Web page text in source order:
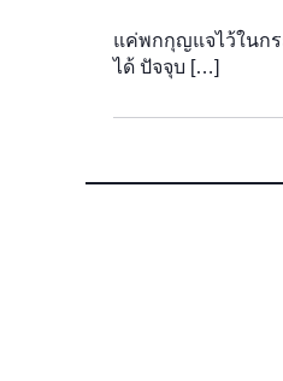
แค่พกกุญแจไว้ในกร
ได้ ปัจจุบ […]